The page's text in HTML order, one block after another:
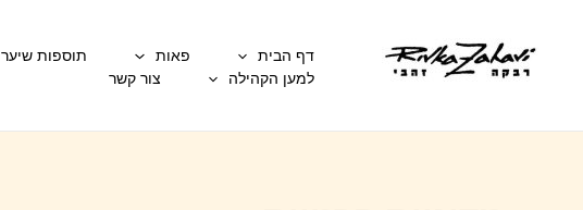
דף הבית פאות תוספות
למען הקהילה
צור קשר